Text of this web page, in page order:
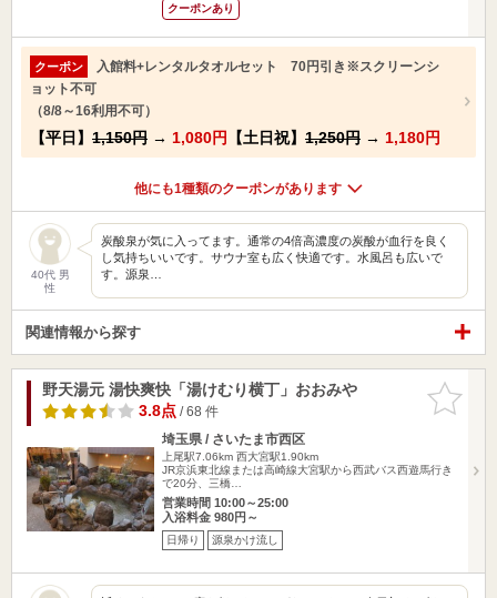
クーポンあり
クーポン
入館料+レンタルタオルセット 70円引き※スクリーンシ
ョット不可
（8/8～16利用不可）
【平日】 1,150円 → 1,080円 【土日祝】 1,250円 → 1,180円
他にも1種類のクーポンがあります
40代 男
性
炭酸泉が気に入ってます。通常の4倍高濃度の炭酸が血行を良く
し気持ちいいです。サウナ室も広く快適です。水風呂も広いで
す。源泉…
関連情報から探す
お気に入
りに追加
野天湯元 湯快爽快「湯けむり横丁」おおみや
3.8点/ 68 件
埼玉県 / さいたま市西区
上尾駅7.06km 西大宮駅1.90km
JR京浜東北線または高崎線大宮駅から西武バス西遊馬行き
で20分、三橋…
営業時間 10:00～25:00
入浴料金 980円～
日帰り 源泉かけ流し